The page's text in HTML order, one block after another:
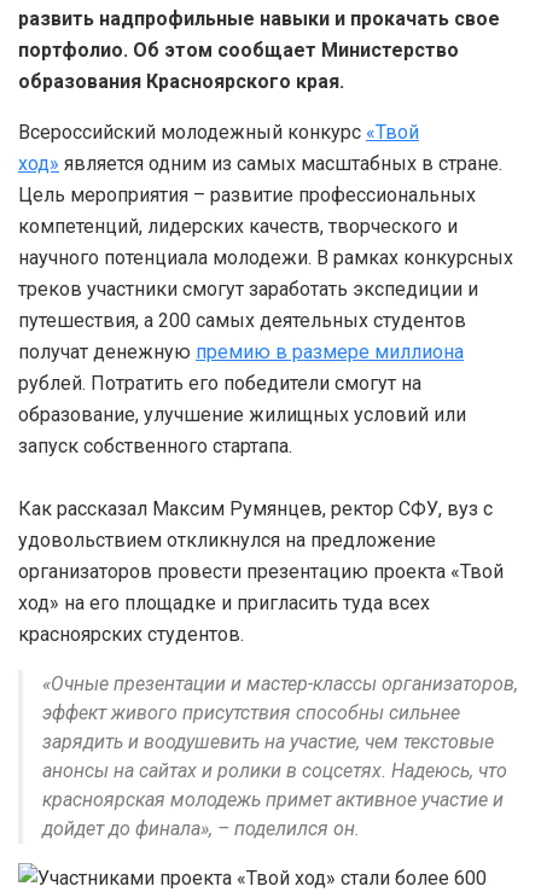
развить надпрофильные навыки и прокачать свое
портфолио. Об этом сообщает Министерство
образования Красноярского края.
Всероссийский молодежный конкурс «Твой
ход» является одним из самых масштабных в стране.
Цель мероприятия – развитие профессиональных
компетенций, лидерских качеств, творческого и
научного потенциала молодежи. В рамках конкурсных
треков участники смогут заработать экспедиции и
путешествия, а 200 самых деятельных студентов
получат денежную премию в размере миллиона
рублей. Потратить его победители смогут на
образование, улучшение жилищных условий или
запуск собственного стартапа.
Как рассказал Максим Румянцев, ректор СФУ, вуз с
удовольствием откликнулся на предложение
организаторов провести презентацию проекта «Твой
ход» на его площадке и пригласить туда всех
красноярских студентов.
«Очные презентации и мастер-классы организаторов,
эффект живого присутствия способны сильнее
зарядить и воодушевить на участие, чем текстовые
анонсы на сайтах и ролики в соцсетях. Надеюсь, что
красноярская молодежь примет активное участие и
дойдет до финала», – поделился он.